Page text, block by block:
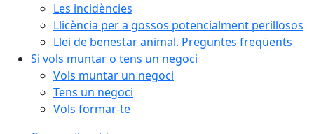
Les incidències
Llicència per a gossos potencialment perillosos
Llei de benestar animal. Preguntes freqüents
Si vols muntar o tens un negoci
Vols muntar un negoci
Tens un negoci
Vols formar-te